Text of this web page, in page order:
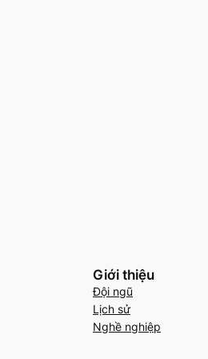
Giới thiệu
Đội ngũ
Lịch sử
Nghề nghiệp